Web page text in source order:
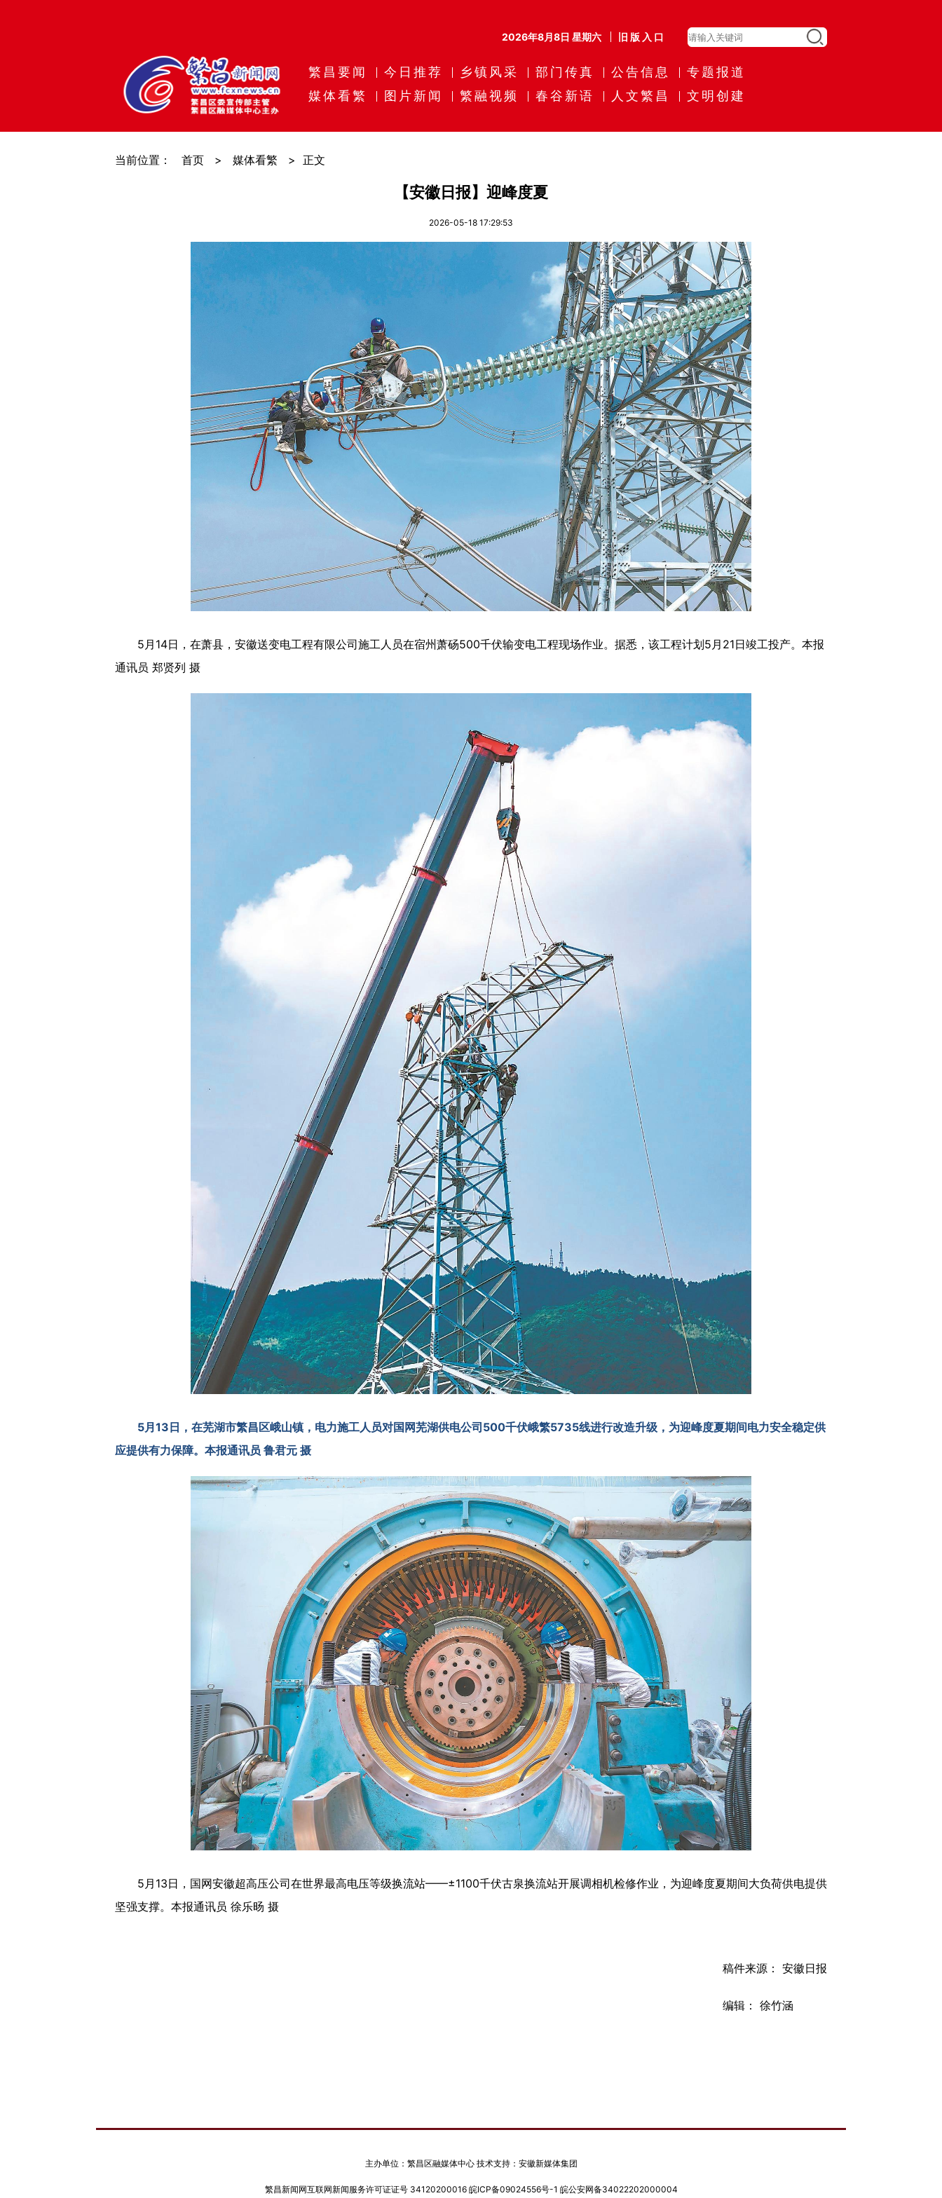
2026年8月8日 星期六 旧版入口
繁昌要闻 今日推荐 乡镇风采 部门传真 公告信息
专题报道
媒体看繁
图片新闻 繁融视频 春谷新语 人文繁昌 文明创建
当前位置： 首页 > 媒体看繁 > 正文
【安徽日报】迎峰度夏
2026-05-18 17:29:53
5月14日，在萧县，安徽送变电工程有限公司施工人员在宿州萧砀500千伏输变电工程现场作业。据悉，该工程计划5月21日竣工投产。本报
通讯员 郑贤列 摄
5月13日，在芜湖市繁昌区峨山镇，电力施工人员对国网芜湖供电公司500千伏峨繁5735线进行改造升级，为迎峰度夏期间电力安全稳定供
应提供有力保障。本报通讯员 鲁君元 摄
5月13日，国网安徽超高压公司在世界最高电压等级换流站——±1100千伏古泉换流站开展调相机检修作业，为迎峰度夏期间大负荷供电提供
坚强支撑。本报通讯员 徐乐旸 摄
稿件来源： 安徽日报
编辑： 徐竹涵
主办单位：繁昌区融媒体中心 技术支持：安徽新媒体集团
繁昌新闻网互联网新闻服务许可证证号 34120200016 皖ICP备09024556号-1 皖公安网备34022202000004